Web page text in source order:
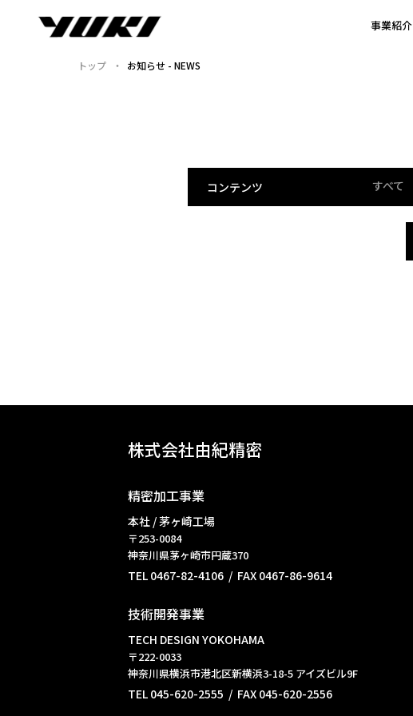
事業紹介
トップ お知らせ - NEWS
コンテンツ すべて
株式会社由紀精密
精密加工事業
本社 / 茅ヶ崎工場
〒253-0084
神奈川県茅ヶ崎市円蔵370
TEL 0467-82-4106 / FAX 0467-86-9614
技術開発事業
TECH DESIGN YOKOHAMA
〒222-0033
神奈川県横浜市港北区新横浜3-18-5 アイズビル9F
TEL 045-620-2555 / FAX 045-620-2556